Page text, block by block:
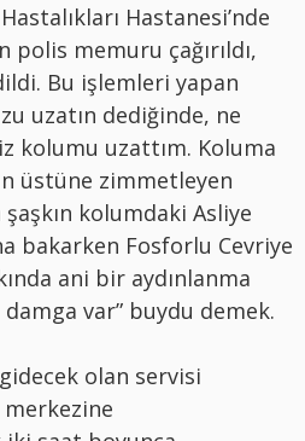
Hastanesi’nde
polis memuru çağırıldı,
Bu işlemleri yapan
uzatın dediğinde, ne
kolumu uzattım. Koluma
üstüne zimmetleyen
şaşkın kolumdaki Asliye
bakarken Fosforlu Cevriye
ani bir aydınlanma
damga var” buydu demek.
gidecek olan servisi